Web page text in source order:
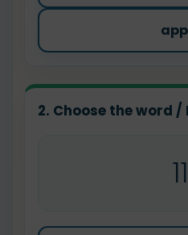
2. Choose the word
11